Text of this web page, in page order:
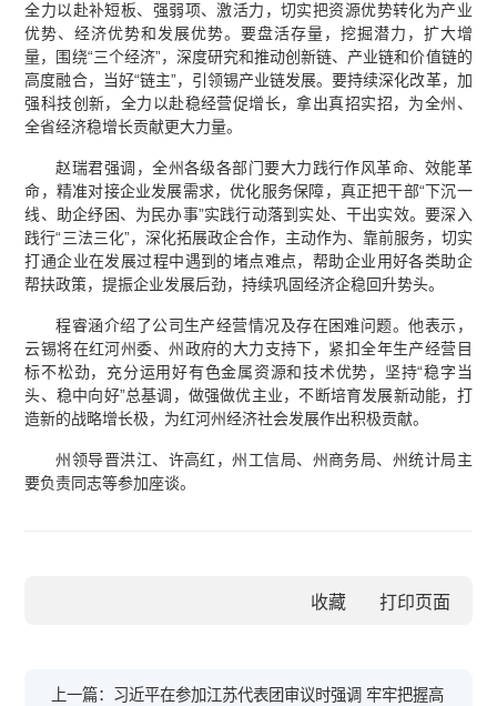
全力以赴补短板、强弱项、激活力，切实把资源优势转化为产业
优势、经济优势和发展优势。要盘活存量，挖掘潜力，扩大增
量，围绕“三个经济”，深度研究和推动创新链、产业链和价值链的
高度融合，当好“链主”，引领锡产业链发展。要持续深化改革，加
强科技创新，全力以赴稳经营促增长，拿出真招实招，为全州、
全省经济稳增长贡献更大力量。
赵瑞君强调，全州各级各部门要大力践行作风革命、效能革
命，精准对接企业发展需求，优化服务保障，真正把干部“下沉一
线、助企纾困、为民办事”实践行动落到实处、干出实效。要深入
践行“三法三化”，深化拓展政企合作，主动作为、靠前服务，切实
打通企业在发展过程中遇到的堵点难点，帮助企业用好各类助企
帮扶政策，提振企业发展后劲，持续巩固经济企稳回升势头。
程睿涵介绍了公司生产经营情况及存在困难问题。他表示，
云锡将在红河州委、州政府的大力支持下，紧扣全年生产经营目
标不松劲，充分运用好有色金属资源和技术优势，坚持“稳字当
头、稳中向好”总基调，做强做优主业，不断培育发展新动能，打
造新的战略增长极，为红河州经济社会发展作出积极贡献。
州领导晋洪江、许高红，州工信局、州商务局、州统计局主
要负责同志等参加座谈。
收藏
上一篇：习近平在参加江苏代表团审议时强调 牢牢把握高